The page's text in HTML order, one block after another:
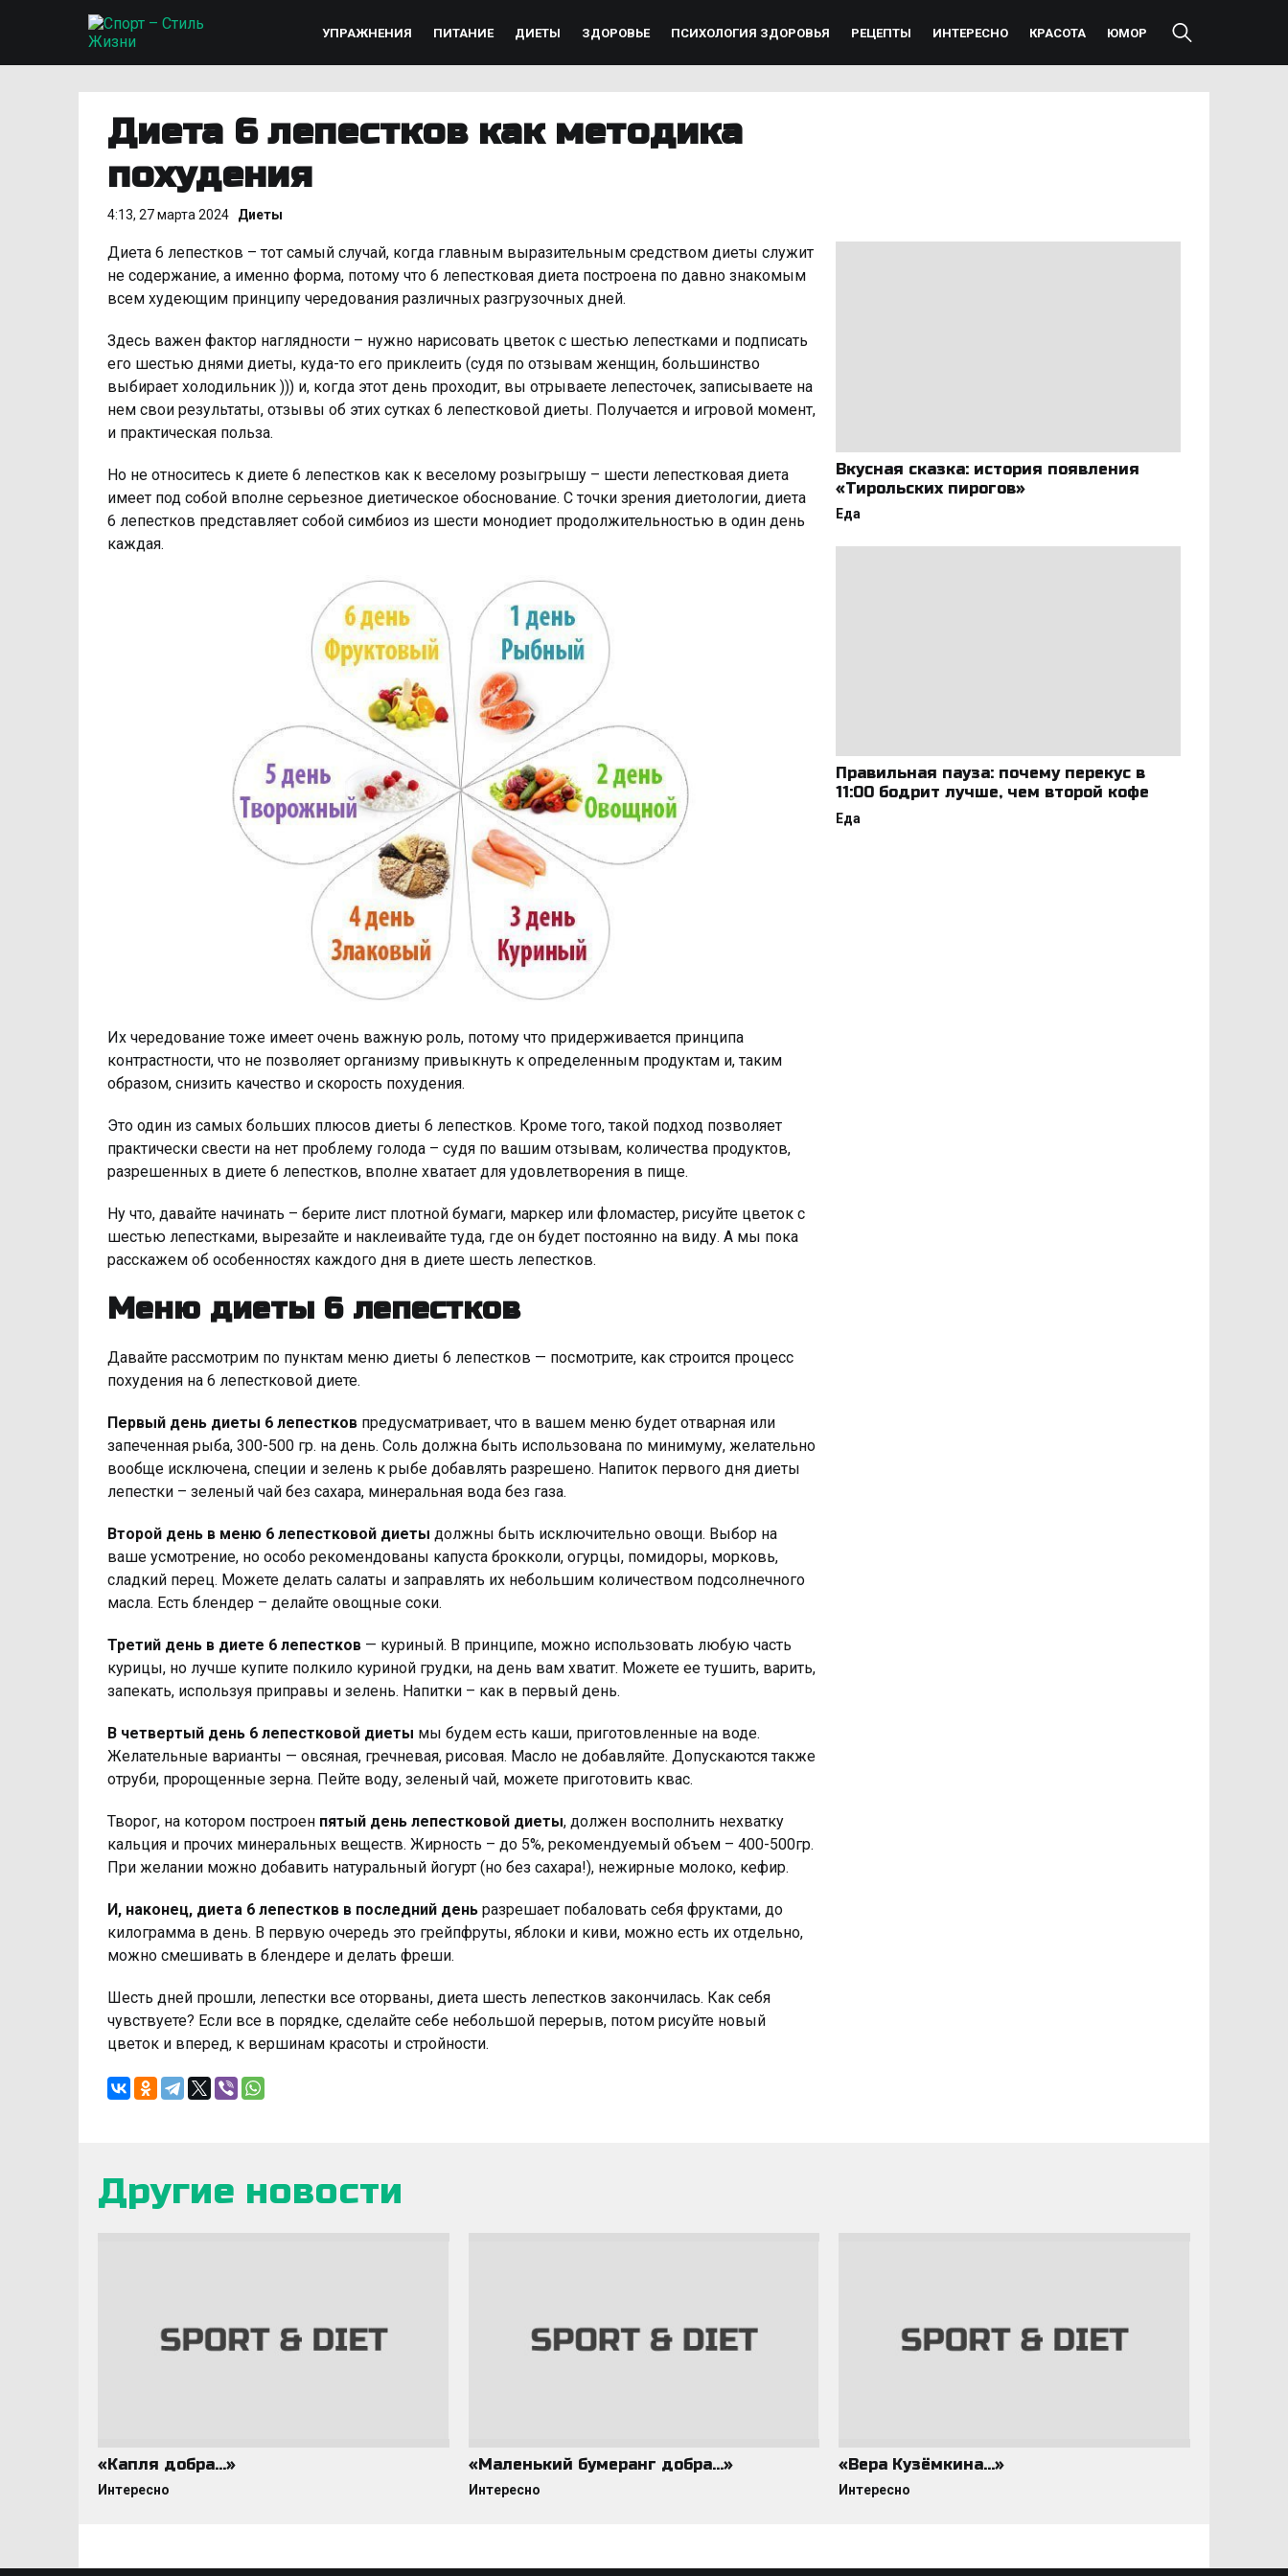
УПРАЖНЕНИЯ ПИТАНИЕ ДИЕТЫ ЗДОРОВЬЕ ПСИХОЛОГИЯ ЗДОРОВЬЯ РЕЦЕПТЫ ИНТЕРЕСНО КРАСОТА ЮМОР
Диета 6 лепестков как методика
похудения
4:13, 27 марта 2024 Диеты
Диета 6 лепестков – тот самый случай, когда главным выразительным средством диеты служит
не содержание, а именно форма, потому что 6 лепестковая диета построена по давно знакомым
всем худеющим принципу чередования различных разгрузочных дней.
Здесь важен фактор наглядности – нужно нарисовать цветок с шестью лепестками и подписать
его шестью днями диеты, куда-то его приклеить (судя по отзывам женщин, большинство
выбирает холодильник ))) и, когда этот день проходит, вы отрываете лепесточек, записываете на
нем свои результаты, отзывы об этих сутках 6 лепестковой диеты. Получается и игровой момент,
и практическая польза.
Но не относитесь к диете 6 лепестков как к веселому розыгрышу – шести лепестковая диета
имеет под собой вполне серьезное диетическое обоснование. С точки зрения диетологии, диета
6 лепестков представляет собой симбиоз из шести монодиет продолжительностью в один день
каждая.
Их чередование тоже имеет очень важную роль, потому что придерживается принципа
контрастности, что не позволяет организму привыкнуть к определенным продуктам и, таким
образом, снизить качество и скорость похудения.
Это один из самых больших плюсов диеты 6 лепестков. Кроме того, такой подход позволяет
практически свести на нет проблему голода – судя по вашим отзывам, количества продуктов,
разрешенных в диете 6 лепестков, вполне хватает для удовлетворения в пище.
Ну что, давайте начинать – берите лист плотной бумаги, маркер или фломастер, рисуйте цветок с
шестью лепестками, вырезайте и наклеивайте туда, где он будет постоянно на виду. А мы пока
расскажем об особенностях каждого дня в диете шесть лепестков.
Меню диеты 6 лепестков
Давайте рассмотрим по пунктам меню диеты 6 лепестков — посмотрите, как строится процесс
похудения на 6 лепестковой диете.
Первый день диеты 6 лепестков предусматривает, что в вашем меню будет отварная или
запеченная рыба, 300-500 гр. на день. Соль должна быть использована по минимуму, желательно
вообще исключена, специи и зелень к рыбе добавлять разрешено. Напиток первого дня диеты
лепестки – зеленый чай без сахара, минеральная вода без газа.
Второй день в меню 6 лепестковой диеты должны быть исключительно овощи. Выбор на
ваше усмотрение, но особо рекомендованы капуста брокколи, огурцы, помидоры, морковь,
сладкий перец. Можете делать салаты и заправлять их небольшим количеством подсолнечного
масла. Есть блендер – делайте овощные соки.
Третий день в диете 6 лепестков — куриный. В принципе, можно использовать любую часть
курицы, но лучше купите полкило куриной грудки, на день вам хватит. Можете ее тушить, варить,
запекать, используя приправы и зелень. Напитки – как в первый день.
В четвертый день 6 лепестковой диеты мы будем есть каши, приготовленные на воде.
Желательные варианты — овсяная, гречневая, рисовая. Масло не добавляйте. Допускаются также
отруби, пророщенные зерна. Пейте воду, зеленый чай, можете приготовить квас.
Творог, на котором построен пятый день лепестковой диеты, должен восполнить нехватку
кальция и прочих минеральных веществ. Жирность – до 5%, рекомендуемый объем – 400-500гр.
При желании можно добавить натуральный йогурт (но без сахара!), нежирные молоко, кефир.
И, наконец, диета 6 лепестков в последний день разрешает побаловать себя фруктами, до
килограмма в день. В первую очередь это грейпфруты, яблоки и киви, можно есть их отдельно,
можно смешивать в блендере и делать фреши.
Шесть дней прошли, лепестки все оторваны, диета шесть лепестков закончилась. Как себя
чувствуете? Если все в порядке, сделайте себе небольшой перерыв, потом рисуйте новый
цветок и вперед, к вершинам красоты и стройности.
Вкусная сказка: история появления
«Тирольских пирогов»
Еда
Правильная пауза: почему перекус в
11:00 бодрит лучше, чем второй кофе
Еда
Другие новости
«Капля добра…»
Интересно
«Маленький бумеранг добра…»
Интересно
«Вера Кузёмкина…»
Интересно